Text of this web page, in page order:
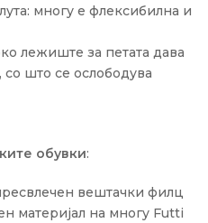
многу е флексибилна и
лежиште за петата дава
што се ослободува
обувки:
вештачки филц
материјал на многу Futti